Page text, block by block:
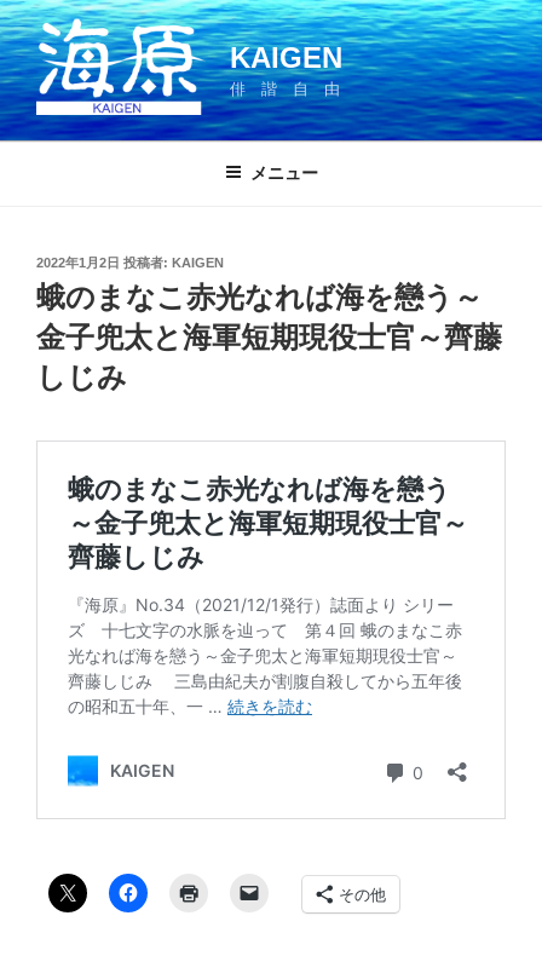
コ
ン
テ
ン
ツ
KAIGEN
俳 諧 自 由
メニュー
投
稿
日:
2022年1月2日 投稿者: KAIGEN
蛾のまなこ赤光なれば海を戀う～
金子兜太と海軍短期現役士官～齊藤
しじみ
その他